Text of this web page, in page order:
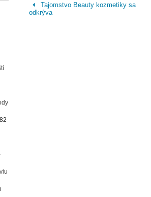
Tajomstvo Beauty kozmetiky sa
odkrýva